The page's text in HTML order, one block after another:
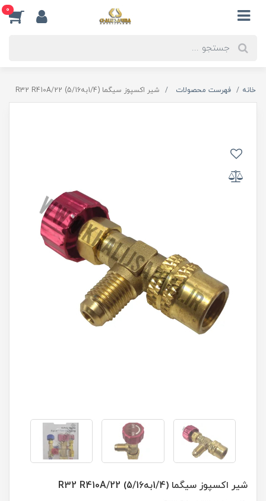
0
خانه فهرست محصولات شیر اکسپوز سیگما (1/4به5/16) R32 R410A/22
شیر اکسپوز سیگما (1/4به5/16) R32 R410A/22